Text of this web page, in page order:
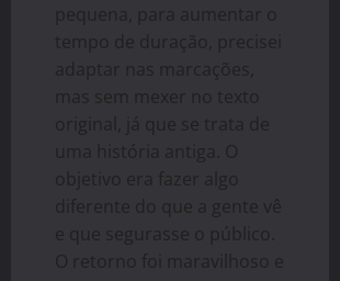
pequena, para aumentar o
tempo de duração, precisei
adaptar nas marcações,
mas sem mexer no texto
original, já que se trata de
uma história antiga. O
objetivo era fazer algo
diferente do que a gente vê
e que segurasse o público.
O retorno foi maravilhoso e